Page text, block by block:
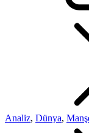
Analiz, Dünya,